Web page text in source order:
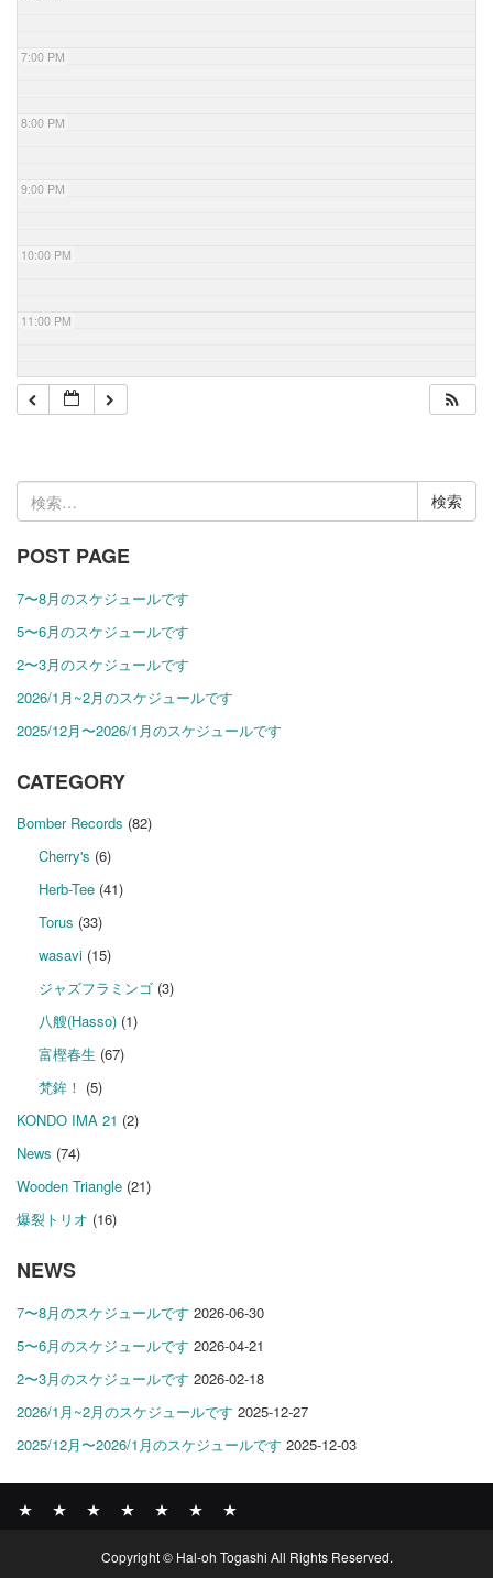
7:00 PM
8:00 PM
9:00 PM
10:00 PM
11:00 PM
検
索:
POST PAGE
7〜8月のスケジュールです
5〜6月のスケジュールです
2〜3月のスケジュールです
2026/1月~2月のスケジュールです
2025/12月〜2026/1月のスケジュールです
CATEGORY
Bomber Records (82)
Cherry's (6)
Herb-Tee(41)
Torus (33)
wasavi(15)
ジャズフラミンゴ(3)
八艘(Hasso)(1)
富樫春生 (67)
梵鉾！ (5)
KONDO IMA 21 (2)
News (74)
Wooden Triangle (21)
爆裂トリオ (16)
NEWS
7〜8月のスケジュールです 2026-06-30
5〜6月のスケジュールです 2026-04-21
2〜3月のスケジュールです 2026-02-18
2026/1月~2月のスケジュールです 2025-12-27
2025/12月〜2026/1月のスケジュールです 2025-12-03
RECORDS
PROFILE
Copyright © Hal-oh Togashi All Rights Reserved.